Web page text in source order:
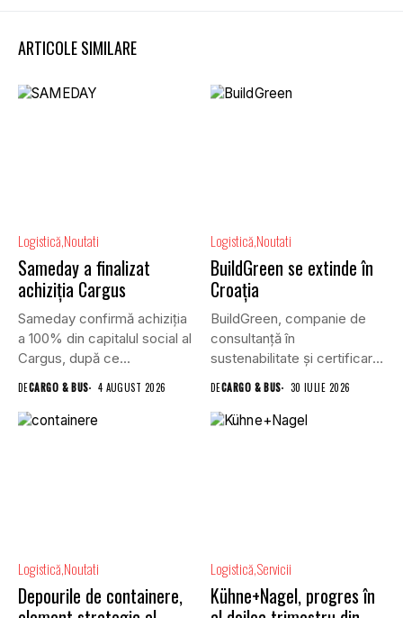
ARTICOLE SIMILARE
Logistică Noutati
Sameday a finalizat
achiziția Cargus
Sameday confirmă achiziția
a 100% din capitalul social al
Cargus, după ce...
DECARGO & BUS 4 AUGUST 2026
Logistică Noutati
BuildGreen se extinde în
Croația
BuildGreen, companie de
consultanță în
sustenabilitate și certificare
a clădirilor, și VGP,...
DECARGO & BUS 30 IULIE 2026
Logistică Noutati
Depourile de containere,
Logistică Servicii
Kühne+Nagel, progres în